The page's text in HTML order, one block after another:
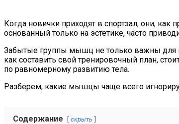
Когда новички приходят в спортзал, они,
основанный только на эстетике, часто
Забытые группы мышц не только важны для
как составить свой тренировочный план,
по равномерному развитию тела.
Разберем, какие мышцы чаще всего
Содержание скрыть